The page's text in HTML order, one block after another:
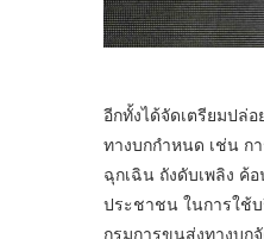
อีกทั้งได้จัดเตรียมปล่
ทางบกกำหนด เช่น ก
ฉุกเฉิน ถังดับเพลิง ค้
ประชาชน ในการใช้บ
กรมการขนส่งทางบก